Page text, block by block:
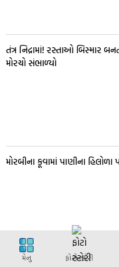
તંત્ર નિદ્રામાં! રસ્તાઓ બિસ્માર
મોરચો સંભાળ્યો
મોરબીના કૂવામાં પાણીના
મેનુ ફોટો સ્ટોરી